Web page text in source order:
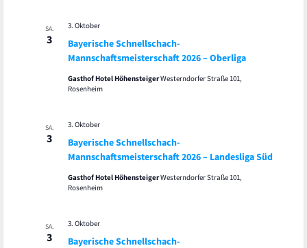
SA.
3
Bayerische Schnellschach-
Mannschaftsmeisterschaft 2026 – Oberliga
3. Oktober
Gasthof Hotel HöhensteigerWesterndorfer Straße 101,
Rosenheim
SA.
3
Bayerische Schnellschach-
Mannschaftsmeisterschaft 2026 – Landesliga Süd
3. Oktober
Gasthof Hotel HöhensteigerWesterndorfer Straße 101,
Rosenheim
SA.
3
Bayerische Schnellschach-
3. Oktober